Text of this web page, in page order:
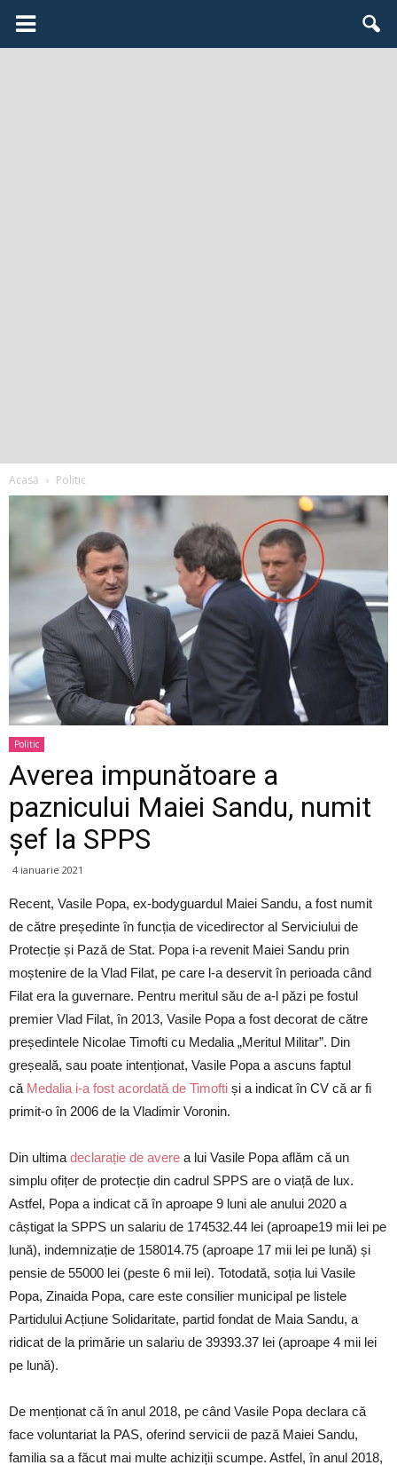
Acasă Politic
Politic
Averea impunătoare a
paznicului Maiei Sandu, numit
șef la SPPS
4 ianuarie 2021
Recent, Vasile Popa, ex-bodyguardul Maiei Sandu, a fost numit
de către președinte în funcția de vicedirector al Serviciului de
Protecție și Pază de Stat. Popa i-a revenit Maiei Sandu prin
moștenire de la Vlad Filat, pe care l-a deservit în perioada când
Filat era la guvernare. Pentru meritul său de a-l păzi pe fostul
premier Vlad Filat, în 2013, Vasile Popa a fost decorat de către
președintele Nicolae Timofti cu Medalia „Meritul Militar”. Din
greșeală, sau poate intenționat, Vasile Popa a ascuns faptul
că Medalia i-a fost acordată de Timofti și a indicat în CV că ar fi
primit-o în 2006 de la Vladimir Voronin.
Din ultima declarație de avere a lui Vasile Popa aflăm că un
simplu ofițer de protecție din cadrul SPPS are o viață de lux.
Astfel, Popa a indicat că în aproape 9 luni ale anului 2020 a
câștigat la SPPS un salariu de 174532.44 lei (aproape19 mii lei pe
lună), indemnizație de 158014.75 (aproape 17 mii lei pe lună) și
pensie de 55000 lei (peste 6 mii lei). Totodată, soția lui Vasile
Popa, Zinaida Popa, care este consilier municipal pe listele
Partidului Acțiune Solidaritate, partid fondat de Maia Sandu, a
ridicat de la primărie un salariu de 39393.37 lei (aproape 4 mii lei
pe lună).
De menționat că în anul 2018, pe când Vasile Popa declara că
face voluntariat la PAS, oferind servicii de pază Maiei Sandu,
familia sa a făcut mai multe achiziții scumpe. Astfel, în anul 2018,